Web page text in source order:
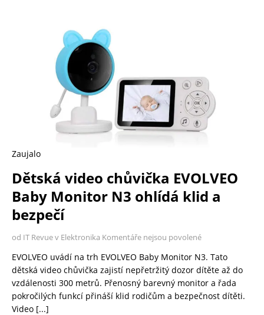
Zaujalo
Dětská video chůvička EVOLVEO
Baby Monitor N3 ohlídá klid a
bezpečí
od IT Revue v Elektronika Komentáře nejsou povolené
EVOLVEO uvádí na trh EVOLVEO Baby Monitor N3. Tato
dětská video chůvička zajistí nepřetržitý dozor dítěte až do
vzdálenosti 300 metrů. Přenosný barevný monitor a řada
pokročilých funkcí přináší klid rodičům a bezpečnost dítěti.
Video [...]